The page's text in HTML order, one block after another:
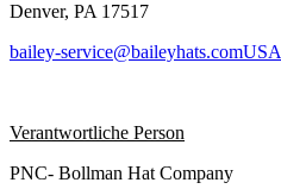
Denver, PA 17517
bailey-service@baileyhats.comUSA
Verantwortliche Person
PNC- Bollman Hat Company